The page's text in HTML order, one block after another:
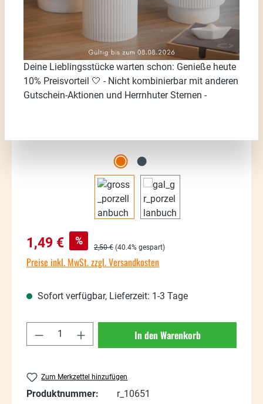
Bildergalerie überspringen
Verkaufspreis:
1,49 € % Regulärer Preis:
2,50 € (40.4% gespart)
Preise inkl. MwSt. zzgl. Versandkosten
Sofort verfügbar, Lieferzeit: 1-3 Tage
Produkt Anzahl: Gib den gewünschten
In den Warenkorb
Zum Merkzettel hinzufügen
Produktnummer:
r_10651
Deine Lieblingsstücke warten schon: Genieße heute
10% Preisvorteil 🤍 - Nicht kombinierbar mit anderen
Gutschein-Aktionen und Herrnhuter Sternen -